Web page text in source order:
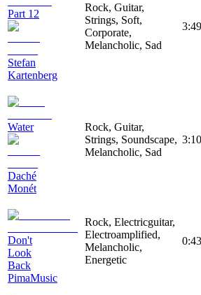
Part 12
Stefan
Kartenberg
Rock, Guitar,
Strings, Soft,
Corporate,
Melancholic, Sad
3:49
Water
Daché
Monét
Rock, Guitar,
Strings, Soundscape,
Melancholic, Sad
3:10
Don't
Look
Back
PimaMusic
Rock, Electricguitar,
Electroamplified,
Melancholic,
Energetic
0:43